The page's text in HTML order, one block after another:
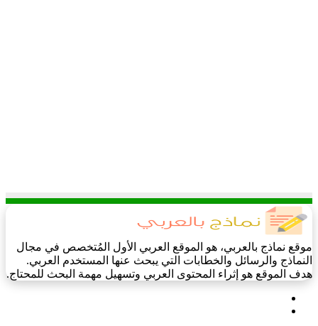
موقع نماذج بالعربي، هو الموقع العربي الأول المُتخصص في مجال
النماذج والرسائل والخطابات التي يبحث عنها المستخدم العربي.
هدف الموقع هو إثراء المحتوى العربي وتسهيل مهمة البحث للمحتاج.